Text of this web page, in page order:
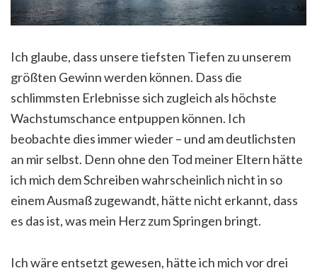
Ich glaube, dass unsere tiefsten Tiefen zu unserem
größten Gewinn werden können. Dass die
schlimmsten Erlebnisse sich zugleich als höchste
Wachstumschance entpuppen können. Ich
beobachte dies immer wieder – und am deutlichsten
an mir selbst. Denn ohne den Tod meiner Eltern hätte
ich mich dem Schreiben wahrscheinlich nicht in so
einem Ausmaß zugewandt, hätte nicht erkannt, dass
es das ist, was mein Herz zum Springen bringt.
Ich wäre entsetzt gewesen, hätte ich mich vor drei